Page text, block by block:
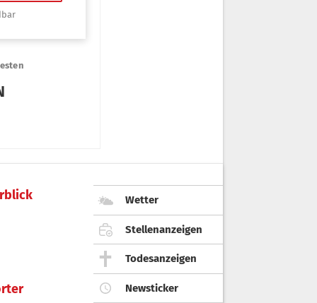
Wetter
Stellenanzeigen
Todesanzeigen
Newsticker